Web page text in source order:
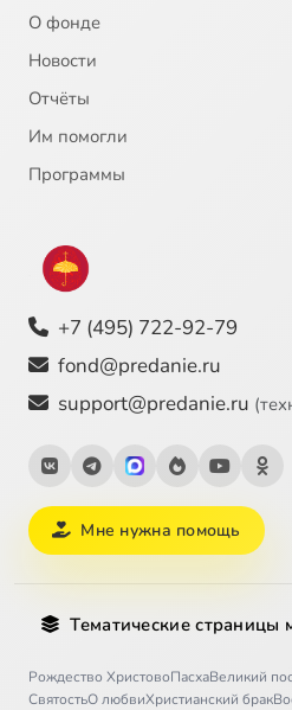
О фонде
Новости
Отчёты
Им помогли
Программы
+7 (495) 722-92-79
fond@predanie.ru
support@predanie.ru
Мне нужна помощь
Тематические страницы
Рождество ХристовоПасхаВеликий
СвятостьО любвиХристианский брак